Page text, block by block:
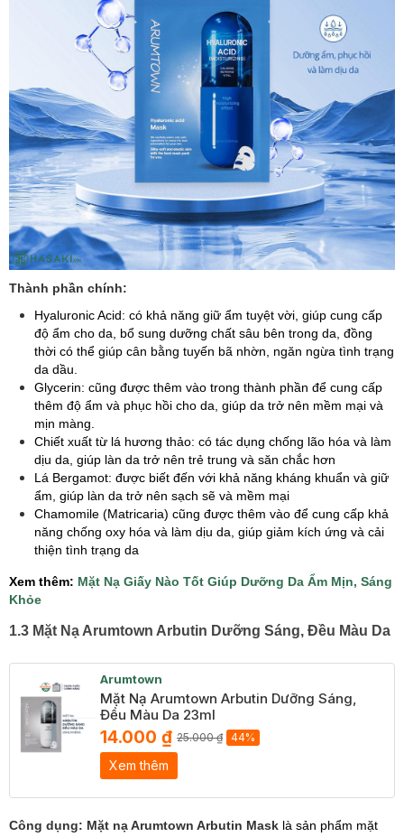
Thành phần chính:
Hyaluronic Acid: có khả năng giữ ẩm tuyệt vời, giúp cung cấp
độ ẩm cho da, bổ sung dưỡng chất sâu bên trong da, đồng
thời có thể giúp cân bằng tuyến bã nhờn, ngăn ngừa tình trạng
da dầu.
Glycerin: cũng được thêm vào trong thành phần để cung cấp
thêm độ ẩm và phục hồi cho da, giúp da trở nên mềm mại và
mịn màng.
Chiết xuất từ lá hương thảo: có tác dụng chống lão hóa và làm
dịu da, giúp làn da trở nên trẻ trung và săn chắc hơn
Lá Bergamot: được biết đến với khả năng kháng khuẩn và giữ
ẩm, giúp làn da trở nên sạch sẽ và mềm mại
Chamomile (Matricaria) cũng được thêm vào để cung cấp khả
năng chống oxy hóa và làm dịu da, giúp giảm kích ứng và cải
thiện tình trạng da
Xem thêm: Mặt Nạ Giấy Nào Tốt Giúp Dưỡng Da Ẩm Mịn, Sáng
Khỏe
1.3 Mặt Nạ Arumtown Arbutin Dưỡng Sáng, Đều Màu Da
Arumtown
Mặt Nạ Arumtown Arbutin Dưỡng Sáng,
Đều Màu Da 23ml
14.000 ₫ 25.000 ₫ 44%
Xem thêm
Công dụng: Mặt nạ Arumtown Arbutin Mask là sản phẩm mặt